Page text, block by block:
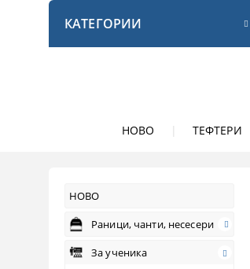
НОВО ТЕФТЕРИ
КАТЕГОРИИ
НОВО
Раници, чанти, несесери
За ученика